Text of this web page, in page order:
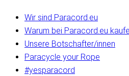
Wir sind Paracord.eu
Warum bei Paracord.eu
Unsere Botschafter/innen
Paracycle your Rope
#yesparacord